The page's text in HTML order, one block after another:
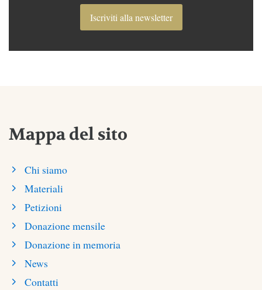
Iscriviti alla newsletter
Mappa del sito
Chi siamo
Materiali
Petizioni
Donazione mensile
Donazione in memoria
News
Contatti